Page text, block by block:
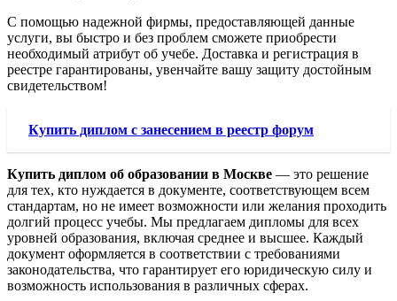
С помощью надежной фирмы, предоставляющей данные
услуги, вы быстро и без проблем сможете приобрести
необходимый атрибут об учебе. Доставка и регистрация в
реестре гарантированы, увенчайте вашу защиту достойным
свидетельством!
Купить диплом с занесением в реестр форум
Купить диплом об образовании в Москве — это решение
для тех, кто нуждается в документе, соответствующем всем
стандартам, но не имеет возможности или желания проходить
долгий процесс учебы. Мы предлагаем дипломы для всех
уровней образования, включая среднее и высшее. Каждый
документ оформляется в соответствии с требованиями
законодательства, что гарантирует его юридическую силу и
возможность использования в различных сферах.